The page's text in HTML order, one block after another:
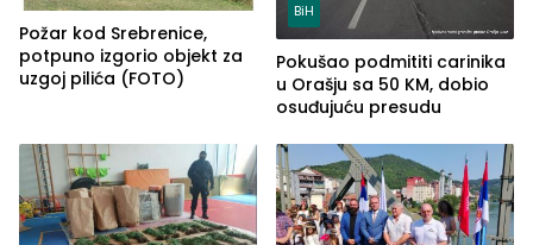
Požar kod Srebrenice,
potpuno izgorio objekt za
uzgoj pilića (FOTO)
BiH
Pokušao podmititi carinika
u Orašju sa 50 KM, dobio
osuđujuću presudu